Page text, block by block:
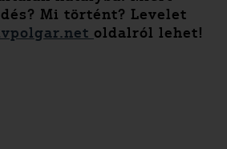
Mi történt? Levelet
oldalról lehet!